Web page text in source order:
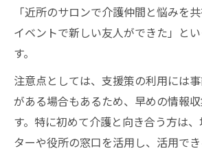
「近所のサロンで介護仲間と悩みを
イベントで新しい友人ができた」と
す。
注意点としては、支援策の利用には
がある場合もあるため、早めの情報
す。特に初めて介護と向き合う方は
ターや役所の窓口を活用し、活用で